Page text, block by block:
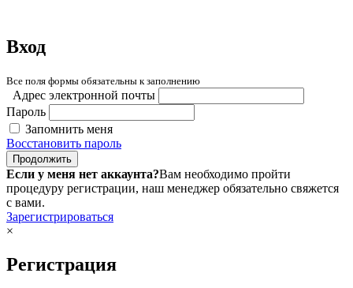
Вход
Все поля формы обязательны к заполнению
Адрес электронной почты
Пароль
Запомнить меня
Восстановить пароль
Продолжить
Если у меня нет аккаунта?Вам необходимо пройти
процедуру регистрации, наш менеджер обязательно свяжется
с вами.
Зарегистрироваться
×
Регистрация